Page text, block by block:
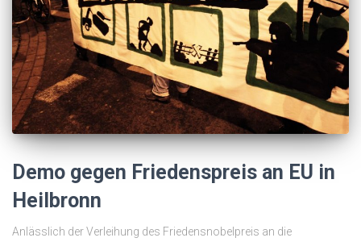
Demo gegen Friedenspreis an EU in
Heilbronn
Anlässlich der Verleihung des Friedensnobelpreis an die